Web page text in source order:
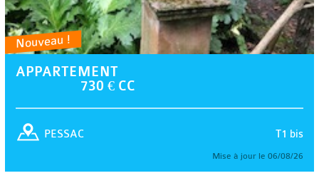
Nouveau !
APPARTEMENT
730 € CC
T1 bis
PESSAC
Mise à jour le 06/08/26